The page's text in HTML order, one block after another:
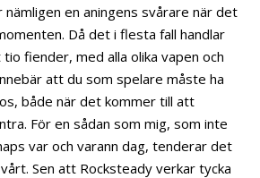
nämligen en aningens svårare när det
Då det i flesta fall handlar
fiender, med alla olika vapen och
att du som spelare måste ha
både när det kommer till att
För en sådan som mig, som inte
var och varann dag, tenderar det
Sen att Rocksteady verkar tycka